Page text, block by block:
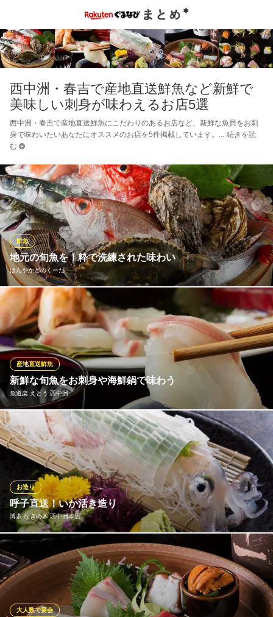
西中洲・春吉で産地直送鮮魚など新鮮で
美味しい刺身が味わえるお店5選
西中洲・春吉で産地直送鮮魚にこだわりのあるお店など、新鮮な魚貝をお刺
身で味わいたいあなたにオススメのお店を5件掲載しています。
続きを読
む
地元の旬魚を！粋で洗練された味わい
はんやかどのくーた
鮮魚
新鮮魚介は、地のものを主に取り揃えており、旬の魚介を日替わ
りでご提供しています。また姉妹店の銀座店で仕入れた豊洲市場
の鮮魚も、西中洲でもご提供しています。地元の方、出張や観光
の方、共に喜んでいただける内容となっています。焼きでご提供
する素材はお刺身でも召し上がっていただけるほどの新鮮さで
す。
はんやかどのくーた
西中洲の割烹居酒屋
地下鉄七隈線（3号線）天神南駅6番出口 徒歩5分
福岡県福岡市中央区西中洲2-8
新鮮な旬魚をお刺身や海鮮鍋で味わう
魚道楽 えとう 西中洲
産地直送鮮魚
漁港から近い地の利を活かし、長浜市場から毎日入荷する新鮮旬
魚の数々は絶品の一言。この道一筋の料理長が心を込めて調理
し、お刺身やお鍋でご提供します。季節ごとに変化する素材本来
の旨みを、ぜひご堪能ください。九州の恵まれた気候と土壌で育
まれた旬食材を、どうぞご堪能ください。
魚道楽 えとう 西中洲
海鮮と創作和食の居酒屋
地下鉄七隈線（3号線）天神南駅 徒歩4分
福岡県福岡市中央区西中洲1-14 プロスペリタ西中洲2F
呼子直送！いか活き造り
博多 なぎの木 西中洲本店
お造り
佐賀の呼子より毎日直送してもらい、透明度抜群で甘味の多いも
のだけを使っています。福岡市鮮魚市場直送の地魚も鮮度抜群で
す！
博多 なぎの木 西中洲本店
大人数で宴会